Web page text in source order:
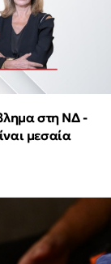
στη ΝΔ -
μεσαία